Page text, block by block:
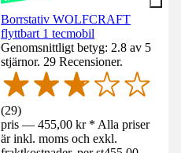
Borrstativ WOLFCRAFT
flyttbart 1 tecmobil
Genomsnittligt betyg: 2.8 av 5
stjärnor. 29 Recensioner.
(29)
pris — 455,00 kr * Alla priser
är inkl. moms och exkl.